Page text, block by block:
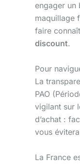
engager un
maquillage
faire
discount.
Pour
La
PAO
vigilant sur
d’achat :
vous
La France